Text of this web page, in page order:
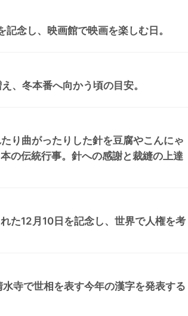
念し、映画館で映画を楽しむ日。
、冬本番へ向かう頃の目安。
り曲がったりした針を豆腐やこんにゃ
の伝統行事。針への感謝と裁縫の上達
た12月10日を記念し、世界で人権を考
寺で世相を表す今年の漢字を発表する